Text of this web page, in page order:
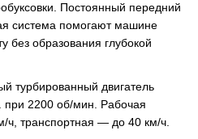
Постоянный передний
система помогают машине
без образования глубокой
турбированный двигатель
2200 об/мин. Рабочая
ч, транспортная — до 40 км/ч.